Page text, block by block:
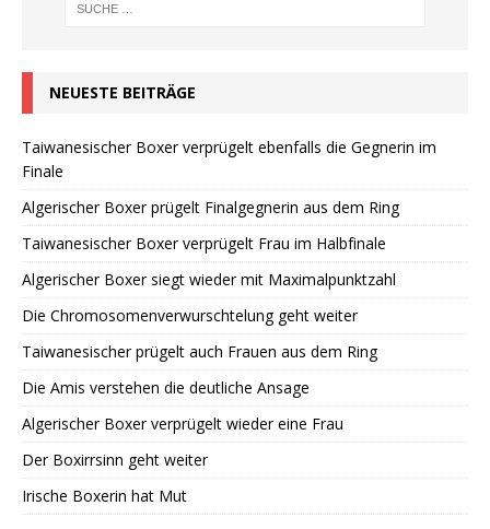
NEUESTE BEITRÄGE
Taiwanesischer Boxer verprügelt ebenfalls die Gegnerin im
Finale
Algerischer Boxer prügelt Finalgegnerin aus dem Ring
Taiwanesischer Boxer verprügelt Frau im Halbfinale
Algerischer Boxer siegt wieder mit Maximalpunktzahl
Die Chromosomenverwurschtelung geht weiter
Taiwanesischer prügelt auch Frauen aus dem Ring
Die Amis verstehen die deutliche Ansage
Algerischer Boxer verprügelt wieder eine Frau
Der Boxirrsinn geht weiter
Irische Boxerin hat Mut